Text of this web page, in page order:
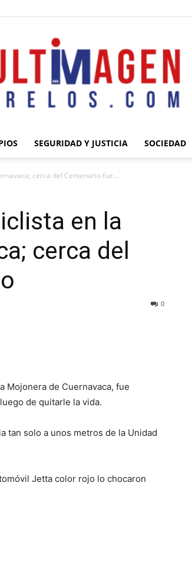
SEGURIDAD Y JUSTICIA SOCIEDAD
cerca del Centenario fue...
en la
cerca del
0
Mojonera de Cuernavaca, fue
de quitarle la vida.
tan solo a unos metros de la Unidad
Jetta color rojo lo chocaron